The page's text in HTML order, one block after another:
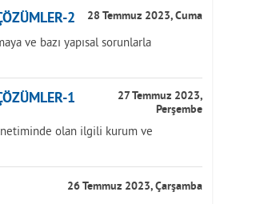
2 28 Temmuz 2023, Cuma
ve bazı yapısal sorunlarla
1
27 Temmuz 2023,
Perşembe
olan ilgili kurum ve
26 Temmuz 2023, Çarşamba